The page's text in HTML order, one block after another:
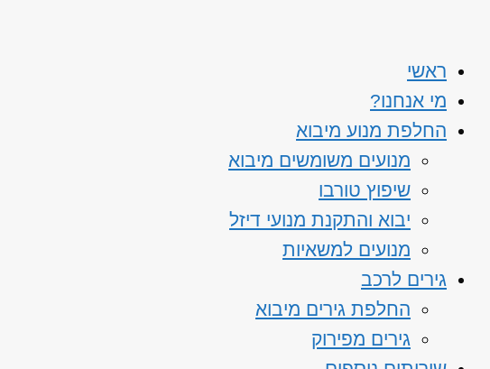
ראשי
מי אנחנו?
החלפת מנוע מיבוא
מנועים משומשים מיבוא
שיפוץ טורבו
יבוא והתקנת מנועי דיזל
מנועים למשאיות
גירים לרכב
החלפת גירים מיבוא
גירים מפירוק